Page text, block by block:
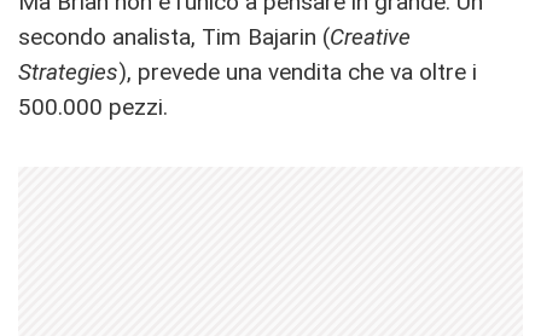
secondo analista, Tim Bajarin (Creative
Strategies), prevede una vendita che va oltre i
500.000 pezzi.